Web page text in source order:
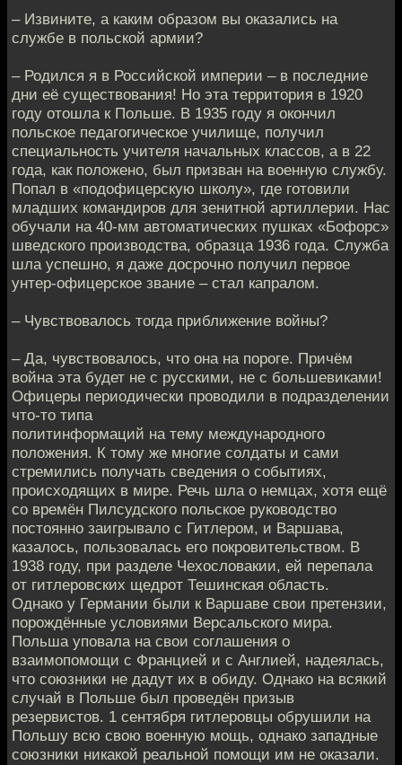
– Извините, а каким образом вы оказались на
службе в польской армии?
– Родился я в Российской империи – в последние
дни её существования! Но эта территория в 1920
году отошла к Польше. В 1935 году я окончил
польское педагогическое училище, получил
специальность учителя начальных классов, а в 22
года, как положено, был призван на военную службу.
Попал в «подофицерскую школу», где готовили
младших командиров для зенитной артиллерии. Нас
обучали на 40-мм автоматических пушках «Бофорс»
шведского производства, образца 1936 года. Служба
шла успешно, я даже досрочно получил первое
унтер-офицерское звание – стал капралом.
– Чувствовалось тогда приближение войны?
– Да, чувствовалось, что она на пороге. Причём
война эта будет не с русскими, не с большевиками!
Офицеры периодически проводили в подразделении
что-то типа
политинформаций на тему международного
положения. К тому же многие солдаты и сами
стремились получать сведения о событиях,
происходящих в мире. Речь шла о немцах, хотя ещё
со времён Пилсудского польское руководство
постоянно заигрывало с Гитлером, и Варшава,
казалось, пользовалась его покровительством. В
1938 году, при разделе Чехословакии, ей перепала
от гитлеровских щедрот Тешинская область.
Однако у Германии были к Варшаве свои претензии,
порождённые условиями Версальского мира.
Польша уповала на свои соглашения о
взаимопомощи с Францией и с Англией, надеялась,
что союзники не дадут их в обиду. Однако на всякий
случай в Польше был проведён призыв
резервистов. 1 сентября гитлеровцы обрушили на
Польшу всю свою военную мощь, однако западные
союзники никакой реальной помощи им не оказали.